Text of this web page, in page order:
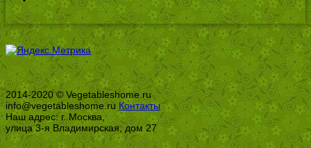
2014-2020 © Vegetableshome.ru
info@vegetableshome.ru Контакты
Наш адрес: г. Москва,
улица 3-я Владимирская, дом 27